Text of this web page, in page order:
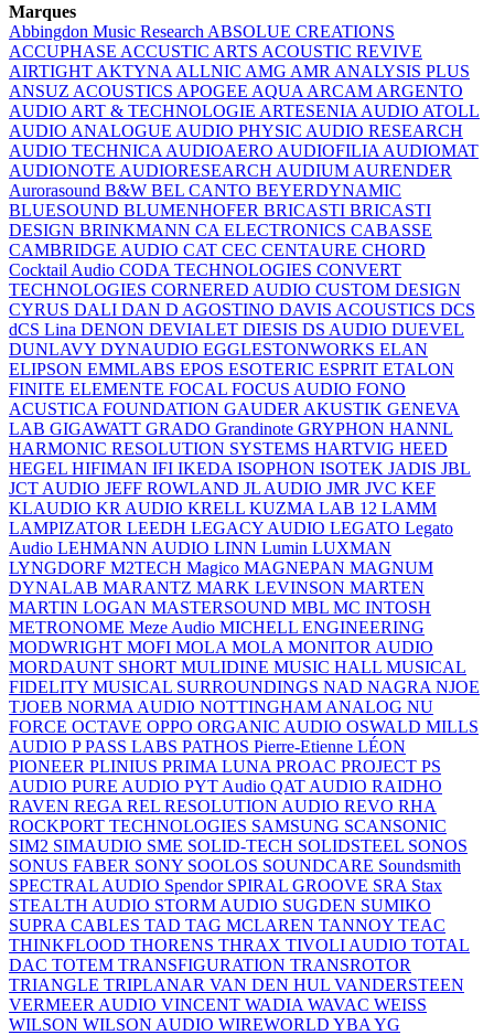
Marques
Abbingdon Music Research ABSOLUE CREATIONS
ACCUPHASE ACCUSTIC ARTS ACOUSTIC REVIVE
AIRTIGHT AKTYNA ALLNIC AMG AMR ANALYSIS PLUS
ANSUZ ACOUSTICS APOGEE AQUA ARCAM ARGENTO
AUDIO ART & TECHNOLOGIE ARTESENIA AUDIO ATOLL
AUDIO ANALOGUE AUDIO PHYSIC AUDIO RESEARCH
AUDIO TECHNICA AUDIOAERO AUDIOFILIA AUDIOMAT
AUDIONOTE AUDIORESEARCH AUDIUM AURENDER
Aurorasound B&W BEL CANTO BEYERDYNAMIC
BLUESOUND BLUMENHOFER BRICASTI BRICASTI
DESIGN BRINKMANN CA ELECTRONICS CABASSE
CAMBRIDGE AUDIO CAT CEC CENTAURE CHORD
Cocktail Audio CODA TECHNOLOGIES CONVERT
TECHNOLOGIES CORNERED AUDIO CUSTOM DESIGN
CYRUS DALI DAN D AGOSTINO DAVIS ACOUSTICS DCS
dCS Lina DENON DEVIALET DIESIS DS AUDIO DUEVEL
DUNLAVY DYNAUDIO EGGLESTONWORKS ELAN
ELIPSON EMMLABS EPOS ESOTERIC ESPRIT ETALON
FINITE ELEMENTE FOCAL FOCUS AUDIO FONO
ACUSTICA FOUNDATION GAUDER AKUSTIK GENEVA
LAB GIGAWATT GRADO Grandinote GRYPHON HANNL
HARMONIC RESOLUTION SYSTEMS HARTVIG HEED
HEGEL HIFIMAN IFI IKEDA ISOPHON ISOTEK JADIS JBL
JCT AUDIO JEFF ROWLAND JL AUDIO JMR JVC KEF
KLAUDIO KR AUDIO KRELL KUZMA LAB 12 LAMM
LAMPIZATOR LEEDH LEGACY AUDIO LEGATO Legato
Audio LEHMANN AUDIO LINN Lumin LUXMAN
LYNGDORF M2TECH Magico MAGNEPAN MAGNUM
DYNALAB MARANTZ MARK LEVINSON MARTEN
MARTIN LOGAN MASTERSOUND MBL MC INTOSH
METRONOME Meze Audio MICHELL ENGINEERING
MODWRIGHT MOFI MOLA MOLA MONITOR AUDIO
MORDAUNT SHORT MULIDINE MUSIC HALL MUSICAL
FIDELITY MUSICAL SURROUNDINGS NAD NAGRA NJOE
TJOEB NORMA AUDIO NOTTINGHAM ANALOG NU
FORCE OCTAVE OPPO ORGANIC AUDIO OSWALD MILLS
AUDIO PPASS LABS PATHOS Pierre-Etienne LÉON
PIONEER PLINIUS PRIMA LUNA PROAC PROJECT PS
AUDIO PURE AUDIO PYT Audio QAT AUDIO RAIDHO
RAVEN REGA REL RESOLUTION AUDIO REVO RHA
ROCKPORT TECHNOLOGIES SAMSUNG SCANSONIC
SIM2 SIMAUDIO SME SOLID-TECH SOLIDSTEEL SONOS
SONUS FABER SONY SOOLOS SOUNDCARE Soundsmith
SPECTRAL AUDIO Spendor SPIRAL GROOVE SRA Stax
STEALTH AUDIO STORM AUDIO SUGDEN SUMIKO
SUPRA CABLES TAD TAG MCLAREN TANNOY TEAC
THINKFLOOD THORENS THRAX TIVOLI AUDIO TOTAL
DAC TOTEM TRANSFIGURATION TRANSROTOR
TRIANGLE TRIPLANAR VAN DEN HUL VANDERSTEEN
VERMEER AUDIO VINCENT WADIA WAVAC WEISS
WILSON WILSON AUDIO WIREWORLD YBA YG